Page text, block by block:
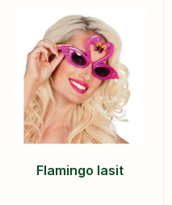
Flamingo lasit